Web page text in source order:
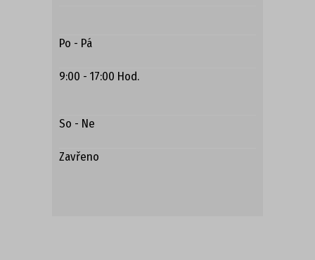
Po - Pá
9:00 - 17:00 Hod.
So - Ne
Zavřeno